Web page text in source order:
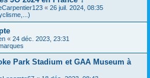
« 26 juil. 2024, 08:35
« 24 déc. 2023, 23:31
Park Stadium et GAA Museum à